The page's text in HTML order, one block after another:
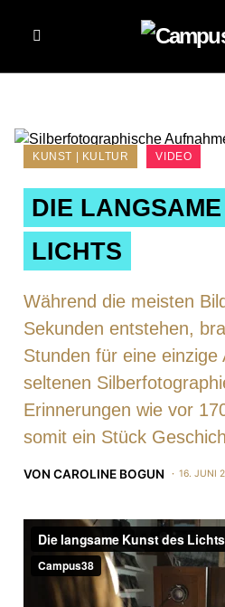
KUNST | KULTUR VIDEO
DIE
LICHTS
Während die meisten
Sekunden entstehen,
Stunden für eine
seltenen
Erinnerungen wie vor
somit ein Stück
VON CAROLINE BOGUN 16. JUNI